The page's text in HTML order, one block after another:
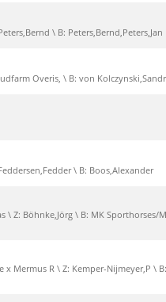
\ B: Peters,Bernd,Peters,Jan
Overis, \ B: von
\ B: Boos,Alexander
\ Z: Böhnke,Jörg \ B: MK Sporthorses/
x Mermus R \ Z: Kemper-Nijmeyer,P \ B: